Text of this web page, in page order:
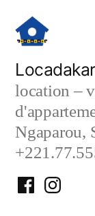
contenu
Locadakar
location –
Ngaparou,
FacebookInstagram